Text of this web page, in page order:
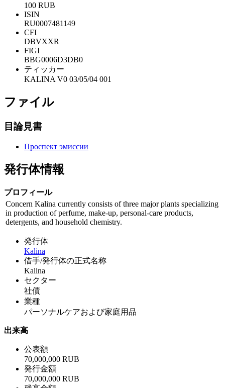
100 RUB
ISIN
RU0007481149
CFI
DBVXXR
FIGI
BBG0006D3DB0
ティッカー
KALINA V0 03/05/04 001
ファイル
目論見書
Проспект эмиссии
発行体情報
プロフィール
Concern Kalina currently consists of three major plants specializing
in production of perfume, make-up, personal-care products,
detergents, and household chemistry.
発行体
Kalina
借手/発行体の正式名称
Kalina
セクター
社債
業種
パーソナルケアおよび家庭用品
出来高
公表額
70,000,000 RUB
発行金額
70,000,000 RUB